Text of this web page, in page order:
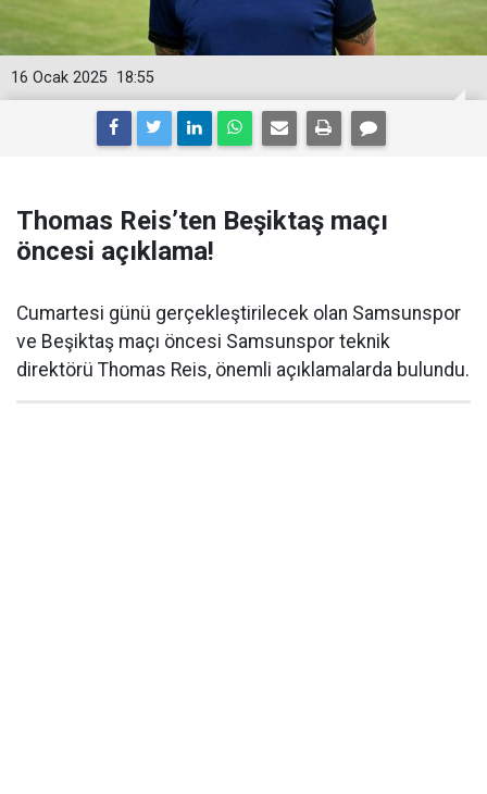
18:55
16 Ocak 2025
Thomas Reis’ten Beşiktaş maçı
öncesi açıklama!
Cumartesi günü gerçekleştirilecek olan Samsunspor
ve Beşiktaş maçı öncesi Samsunspor teknik
direktörü Thomas Reis, önemli açıklamalarda bulundu.